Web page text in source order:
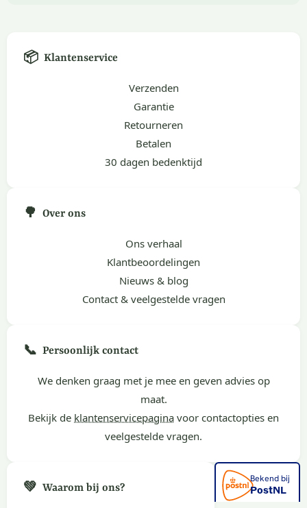
📦 Klantenservice
Verzenden
Garantie
Retourneren
Betalen
30 dagen bedenktijd
🌳 Over ons
Ons verhaal
Klantbeoordelingen
Nieuws & blog
Contact & veelgestelde vragen
📞 Persoonlijk contact
We denken graag met je mee en geven advies op
maat.
Bekijk de klantenservicepagina voor contactopties en
veelgestelde vragen.
💚 Waarom bij ons?